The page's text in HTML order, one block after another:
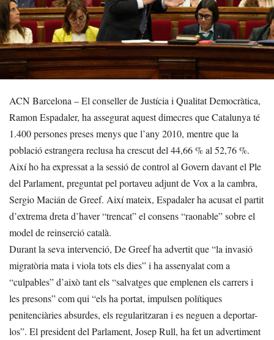
ACN Barcelona – El conseller de Justícia i Qualitat Democràtica,
Ramon Espadaler, ha assegurat aquest dimecres que Catalunya té
1.400 persones preses menys que l’any 2010, mentre que la
població estrangera reclusa ha crescut del 44,66 % al 52,76 %.
Així ho ha expressat a la sessió de control al Govern davant el Ple
del Parlament, preguntat pel portaveu adjunt de Vox a la cambra,
Sergio Macián de Greef. Així mateix, Espadaler ha acusat el partit
d’extrema dreta d’haver “trencat” el consens “raonable” sobre el
model de reinserció català.
Durant la seva intervenció, De Greef ha advertit que “la invasió
migratòria mata i viola tots els dies” i ha assenyalat com a
“culpables” d’això tant els “salvatges que emplenen els carrers i
les presons” com qui “els ha portat, impulsen polítiques
penitenciàries absurdes, els regularitzaran i es neguen a deportar-
los”. El president del Parlament, Josep Rull, ha fet un advertiment